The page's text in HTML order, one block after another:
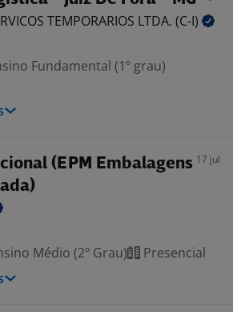
TEMPORARIOS LTDA. (C-I)
Fundamental (1º grau)
(EPM Embalagens 17 jul
Médio (2º Grau)
Presencial